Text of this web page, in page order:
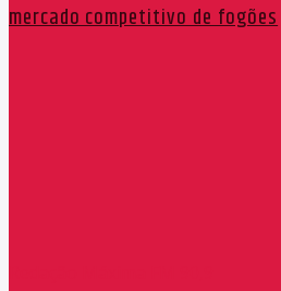
mercado competitivo de fogões